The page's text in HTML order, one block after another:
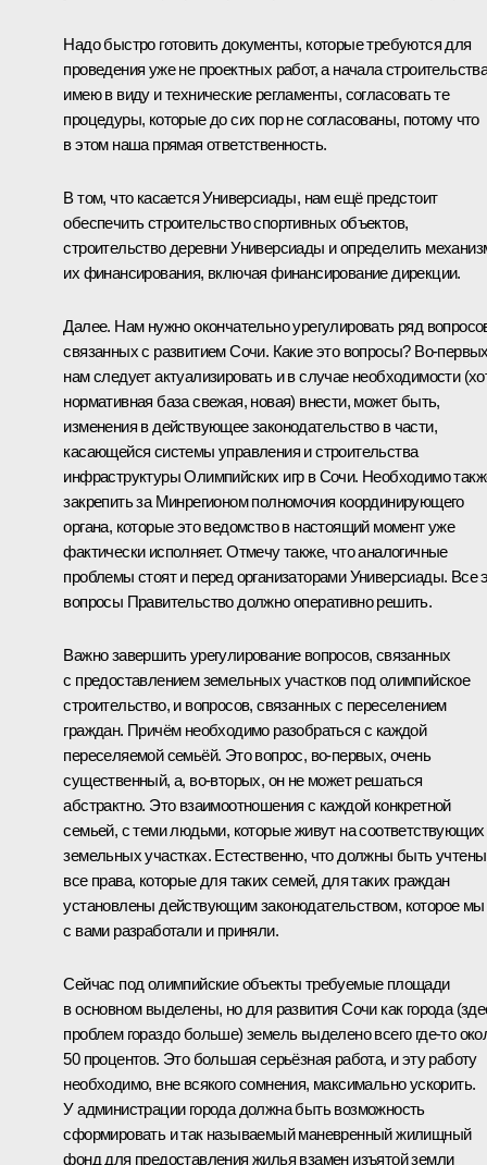
Надо быстро готовить документы, которые требуются для
проведения уже не проектных работ, а начала
имею в виду и технические регламенты, согласовать те
процедуры, которые до сих пор не согласованы, потому что
в этом наша прямая ответственность.
В том, что касается Универсиады, нам ещё предстоит
обеспечить строительство спортивных объектов,
строительство деревни Универсиады и определить
их финансирования, включая финансирование дирекции.
Далее. Нам нужно окончательно урегулировать ряд
связанных с развитием Сочи. Какие это вопросы?
нам следует актуализировать и в случае необходимости
нормативная база свежая, новая) внести, может быть,
изменения в действующее законодательство в части,
касающейся системы управления и строительства
инфраструктуры Олимпийских игр в Сочи. Необходимо
закрепить за Минрегионом полномочия координирующего
органа, которые это ведомство в настоящий момент уже
фактически исполняет. Отмечу также, что аналогичные
проблемы стоят и перед организаторами Универсиады. Все
вопросы Правительство должно оперативно решить.
Важно завершить урегулирование вопросов, связанных
с предоставлением земельных участков под олимпийское
строительство, и вопросов, связанных с переселением
граждан. Причём необходимо разобраться с каждой
переселяемой семьёй. Это вопрос, во‑первых, очень
существенный, а, во‑вторых, он не может решаться
абстрактно. Это взаимоотношения с каждой конкретной
семьей, с теми людьми, которые живут на соответствующих
земельных участках. Естественно, что должны быть учтены
все права, которые для таких семей, для таких граждан
установлены действующим законодательством, которое мы
с вами разработали и приняли.
Сейчас под олимпийские объекты требуемые площади
в основном выделены, но для развития Сочи как города
проблем гораздо больше) земель выделено всего где‑то
50 процентов. Это большая серьёзная работа, и эту работу
необходимо, вне всякого сомнения, максимально ускорить.
У администрации города должна быть возможность
сформировать и так называемый маневренный жилищный
фонд для предоставления жилья взамен изъятой земли